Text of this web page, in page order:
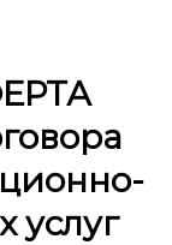
услуг